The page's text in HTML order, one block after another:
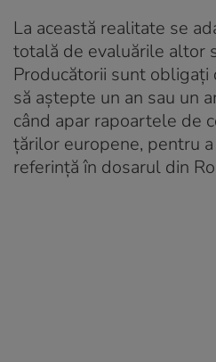
La această realitate se
totală de evaluările altor
Producătorii sunt
să aștepte un an sau un
când apar rapoartele de
țărilor europene, pentru
referință în dosarul din